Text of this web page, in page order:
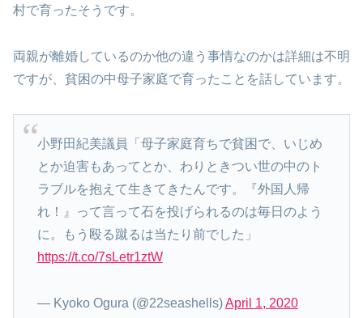
村で育ったそうです。
両親が離婚しているのか他の違う事情なのかは詳細は不明
ですが、貧困の中母子家庭で育ったことを話しています。
小野田紀美議員「母子家庭育ちで貧困で、いじめ
とか迫害もあってとか、わりときつい世の中のト
ラブルを抱えて生きてきたんです。『外国人帰
れ！』って言って石を投げられるのは毎日のよう
に。もう殴る蹴るは当たり前でした」
https://t.co/7sLetr1ztW
— Kyoko Ogura (@22seashells)April 1, 2020